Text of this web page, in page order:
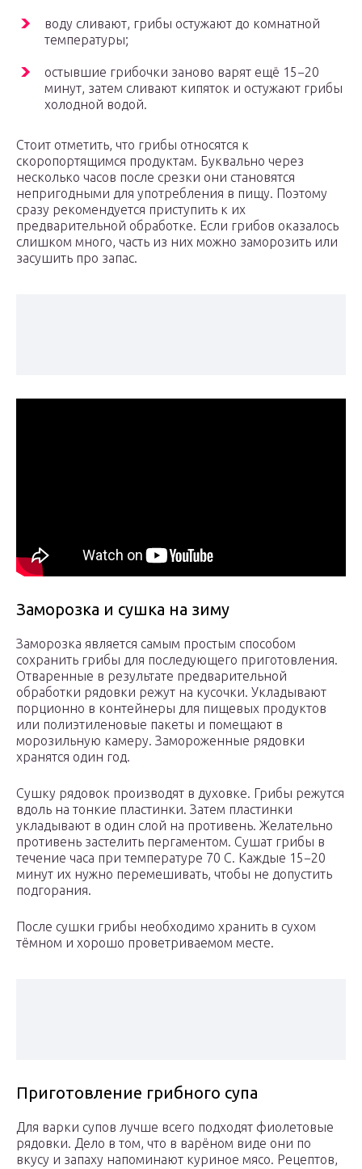
воду сливают, грибы остужают до комнатной
температуры;
остывшие грибочки заново варят ещё 15−20
минут, затем сливают кипяток и остужают грибы
холодной водой.
Стоит отметить, что грибы относятся к
скоропортящимся продуктам. Буквально через
несколько часов после срезки они становятся
непригодными для употребления в пищу. Поэтому
сразу рекомендуется приступить к их
предварительной обработке. Если грибов оказалось
слишком много, часть из них можно заморозить или
засушить про запас.
Заморозка и сушка на зиму
Заморозка является самым простым способом
сохранить грибы для последующего приготовления.
Отваренные в результате предварительной
обработки рядовки режут на кусочки. Укладывают
порционно в контейнеры для пищевых продуктов
или полиэтиленовые пакеты и помещают в
морозильную камеру. Замороженные рядовки
хранятся один год.
Сушку рядовок производят в духовке. Грибы режутся
вдоль на тонкие пластинки. Затем пластинки
укладывают в один слой на противень. Желательно
противень застелить пергаментом. Сушат грибы в
течение часа при температуре 70 C. Каждые 15−20
минут их нужно перемешивать, чтобы не допустить
подгорания.
После сушки грибы необходимо хранить в сухом
тёмном и хорошо проветриваемом месте.
Приготовление грибного супа
Для варки супов лучше всего подходят фиолетовые
рядовки. Дело в том, что в варёном виде они по
вкусу и запаху напоминают куриное мясо. Рецептов,